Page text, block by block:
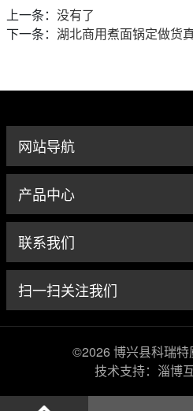
上一条： 没有了
下一条： 湖北商用煮面锅定做货
网站导航
产品中心
联系我们
扫一扫关注我们
©2026 博兴县科瑞特
技术支持：淄博